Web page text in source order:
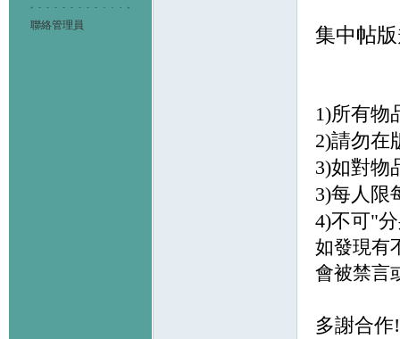
聯絡管理員 集中帖
1)所有物
2)請勿在
3)如對物
3)每人限
4)不可"
如發現有
會被禁言
多謝合作!